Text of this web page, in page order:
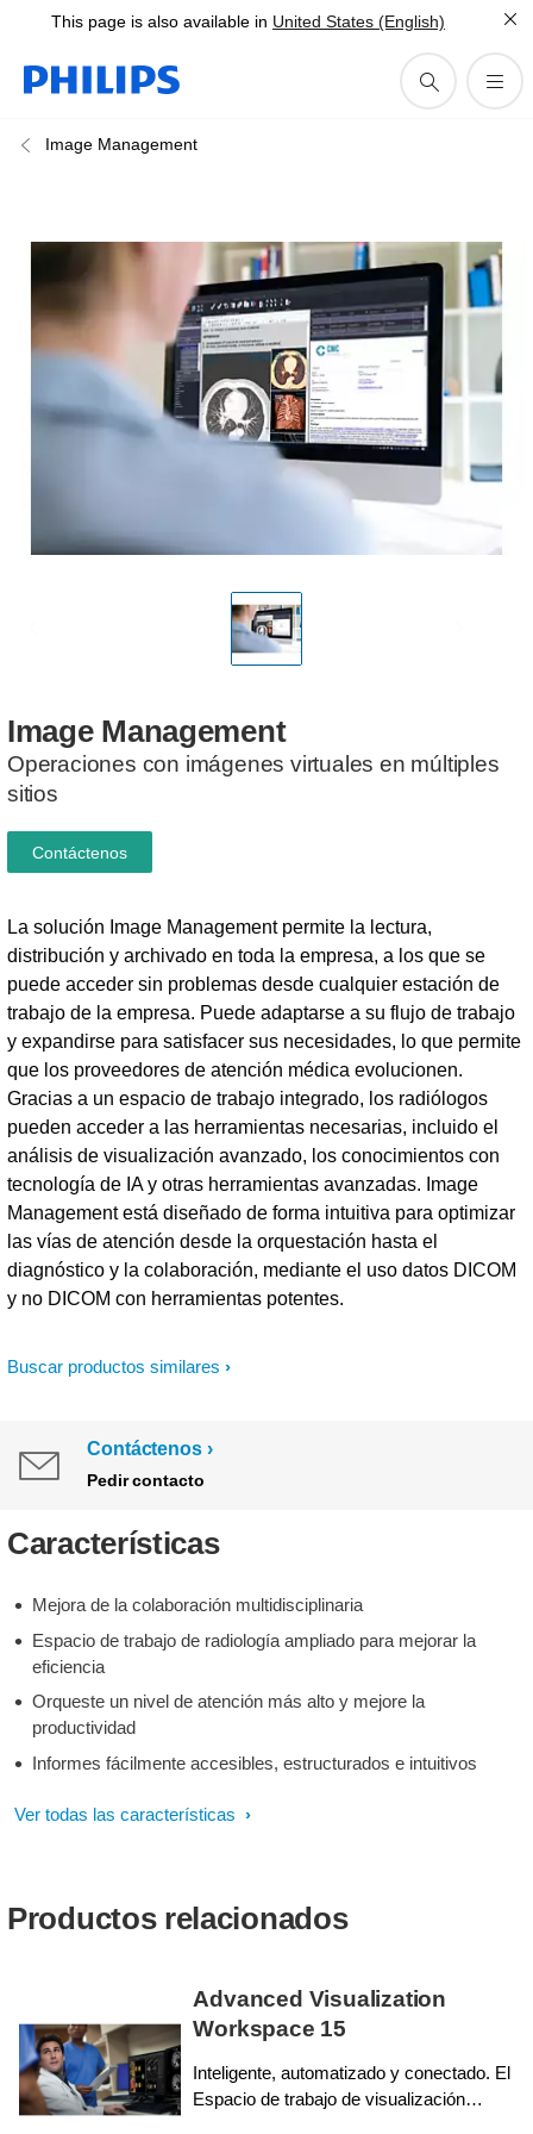
This page is also available in United States (English)
Image Management
Image Management
Operaciones con imágenes virtuales en múltiples
sitios
Buscar productos similares
La solución Image Management permite la lectura,
distribución y archivado en toda la empresa, a los que se
puede acceder sin problemas desde cualquier estación de
trabajo de la empresa. Puede adaptarse a su flujo de trabajo
y expandirse para satisfacer sus necesidades, lo que permite
que los proveedores de atención médica evolucionen.
Gracias a un espacio de trabajo integrado, los radiólogos
pueden acceder a las herramientas necesarias, incluido el
análisis de visualización avanzado, los conocimientos con
tecnología de IA y otras herramientas avanzadas. Image
Management está diseñado de forma intuitiva para optimizar
las vías de atención desde la orquestación hasta el
diagnóstico y la colaboración, mediante el uso datos DICOM
y no DICOM con herramientas potentes.
Contáctenos
Contáctenos
Pedir contacto
Características
Mejora de la colaboración multidisciplinaria
Espacio de trabajo de radiología ampliado para mejorar la
eficiencia
Orqueste un nivel de atención más alto y mejore la
productividad
Informes fácilmente accesibles, estructurados e intuitivos
Ver todas las características
Productos relacionados
Advanced Visualization
Workspace 15
Inteligente, automatizado y conectado. El
Espacio de trabajo de visualización